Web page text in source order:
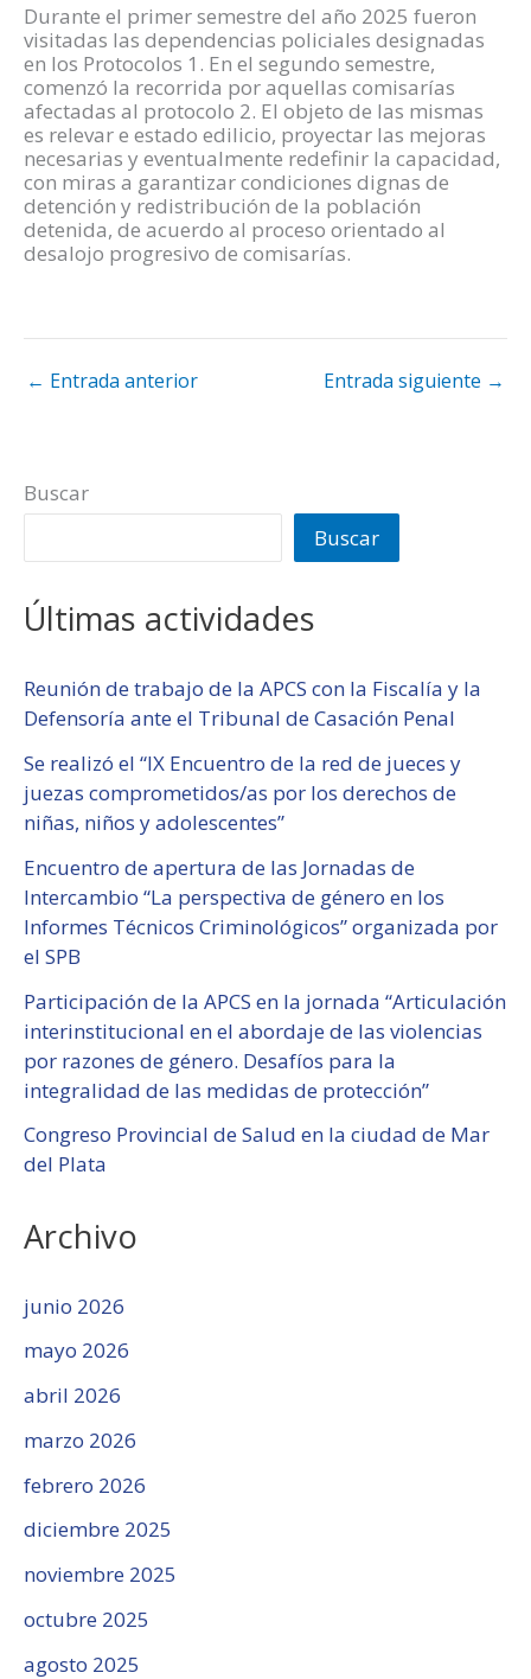
Durante el primer semestre del año 2025 fueron
visitadas las dependencias policiales designadas
en los Protocolos 1. En el segundo semestre,
comenzó la recorrida por aquellas comisarías
afectadas al protocolo 2. El objeto de las mismas
es relevar e estado edilicio, proyectar las mejoras
necesarias y eventualmente redefinir la capacidad,
con miras a garantizar condiciones dignas de
detención y redistribución de la población
detenida, de acuerdo al proceso orientado al
desalojo progresivo de comisarías.
← Entrada anterior Entrada siguiente →
Buscar
Buscar
Últimas actividades
Reunión de trabajo de la APCS con la Fiscalía y la
Defensoría ante el Tribunal de Casación Penal
Se realizó el “IX Encuentro de la red de jueces y
juezas comprometidos/as por los derechos de
niñas, niños y adolescentes”
Encuentro de apertura de las Jornadas de
Intercambio “La perspectiva de género en los
Informes Técnicos Criminológicos” organizada por
el SPB
Participación de la APCS en la jornada “Articulación
interinstitucional en el abordaje de las violencias
por razones de género. Desafíos para la
integralidad de las medidas de protección”
Congreso Provincial de Salud en la ciudad de Mar
del Plata
Archivo
junio 2026
mayo 2026
abril 2026
marzo 2026
febrero 2026
diciembre 2025
noviembre 2025
octubre 2025
agosto 2025